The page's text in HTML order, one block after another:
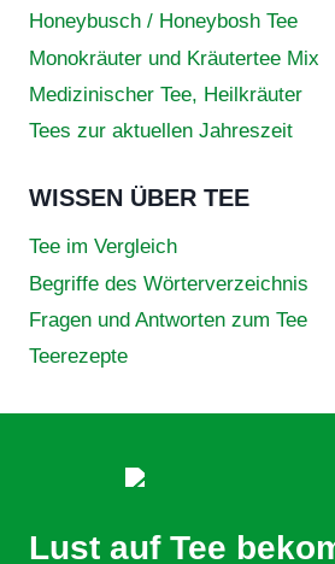
Honeybusch / Honeybosh Tee
Monokräuter und Kräutertee Mix
Medizinischer Tee, Heilkräuter
Tees zur aktuellen Jahreszeit
WISSEN ÜBER TEE
Tee im Vergleich
Begriffe des Wörterverzeichnis
Fragen und Antworten zum Tee
Teerezepte
Lust auf Tee